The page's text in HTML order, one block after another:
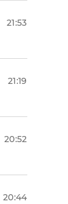
21:53
21:19
20:52
20:44